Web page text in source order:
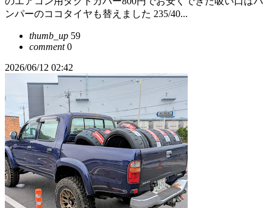
ンパーのココタイヤも替えました 235/40...
thumb_up 59
comment0
2026/06/12 02:42